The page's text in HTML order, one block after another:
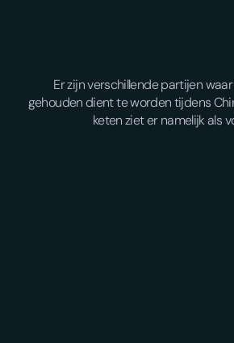
Er zijn verschillende partijen
gehouden dient te worden tijdens
keten ziet er namelijk als